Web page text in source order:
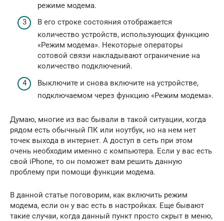
режиме модема.
В его строке состояния отображается
количество устройств, использующих функцию
«Режим модема». Некоторые операторы
сотовой связи накладывают ограничение на
количество подключений.
Выключите и снова включите на устройстве,
подключаемом через функцию «Режим модема».
Думаю, многие из вас бывали в такой ситуации, когда
рядом есть обычный ПК или ноутбук, но на нем нет
точек выхода в интернет. А доступ в сеть при этом
очень необходим именно с компьютера. Если у вас есть
свой iPhone, то он поможет вам решить данную
проблему при помощи функции модема.
В данной статье поговорим, как включить режим
модема, если он у вас есть в настройках. Еще бывают
такие случаи, когда данный пункт просто скрыт в меню,